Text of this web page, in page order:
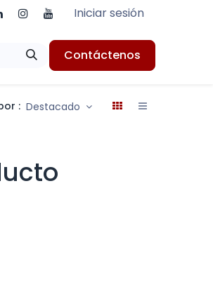
Iniciar sesión
Contáctenos
: Destacado